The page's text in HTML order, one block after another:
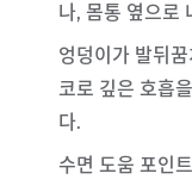
나, 몸통 옆으로
엉덩이가 발뒤
코로 깊은 호흡
다.
수면 도움 포인트